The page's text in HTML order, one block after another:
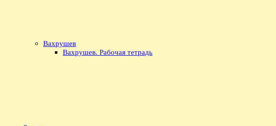
Вахрушев
Вахрушев. Рабочая тетрадь